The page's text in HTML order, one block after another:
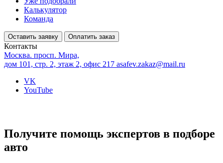
Калькулятор
Команда
Оставить заявку Оплатить заказ
Контакты
Москва. просп. Мира,
дом 101, стр. 2, этаж 2, офис 217 asafev.zakaz@mail.ru
VK
YouTube
Получите помощь экспертов в подборе
авто